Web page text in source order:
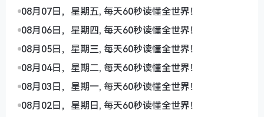
08月07日，星期五, 每天60秒读懂全世界！
08月06日，星期四, 每天60秒读懂全世界！
08月05日，星期三, 每天60秒读懂全世界！
08月04日，星期二, 每天60秒读懂全世界！
08月03日，星期一, 每天60秒读懂全世界！
08月02日，星期日, 每天60秒读懂全世界！